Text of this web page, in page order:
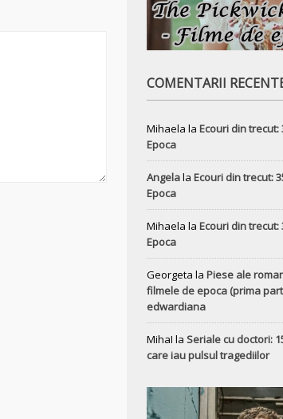
COMENTARII
Mihaela la Ecouri din
Epoca
Angelala Ecouri din trecut:
Epoca
Mihaela la Ecouri din
Epoca
Georgeta la Piese ale
filmele de epoca (prima
edwardiana
MihaI la Seriale cu doctori:
care iau pulsul tragediilor